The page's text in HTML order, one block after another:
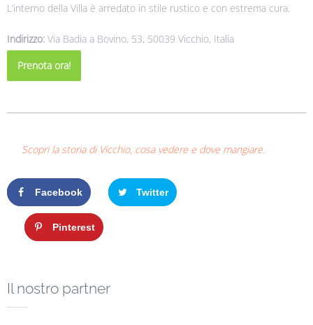
L’interno della Villa è arredato in stile rustico e con estrema cura.
Indirizzo: Via Badia a Bovino, 53, 50039 Vicchio, Italia
Prenota ora!
Scopri la storia di Vicchio, cosa vedere e dove mangiare.
Facebook Twitter
Pinterest
Il nostro partner